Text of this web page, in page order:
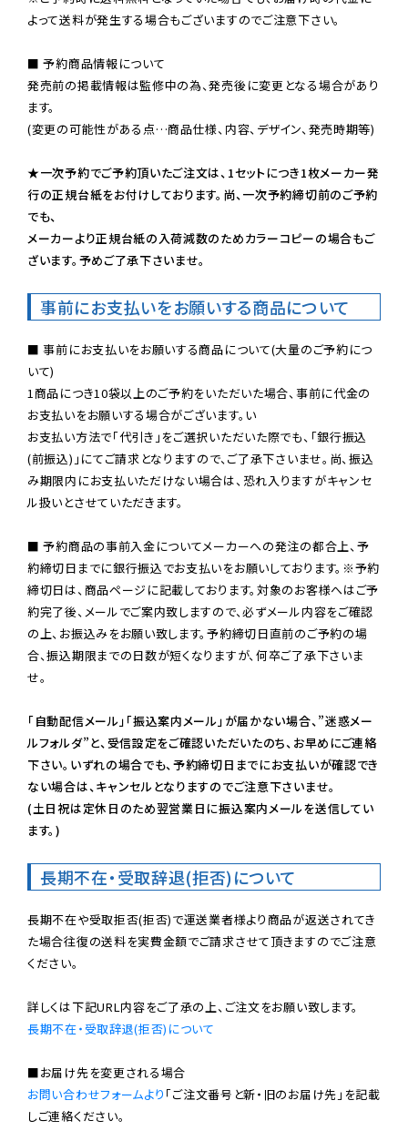
よって送料が発生する場合もございますのでご注意下さい。
■ 予約商品情報について
発売前の掲載情報は監修中の為、発売後に変更となる場合があり
ます。
(変更の可能性がある点…商品仕様、内容、デザイン、発売時期等)
★一次予約でご予約頂いたご注文は、1セットにつき1枚メーカー発
行の正規台紙をお付けしております。尚、一次予約締切前のご予約
でも、
メーカーより正規台紙の入荷減数のためカラーコピーの場合もご
ざいます。予めご了承下さいませ。
事前にお支払いをお願いする商品について
■ 事前にお支払いをお願いする商品について(大量のご予約につ
いて)
1商品につき10袋以上のご予約をいただいた場合、事前に代金の
お支払いをお願いする場合がございます。い
お支払い方法で「代引き」をご選択いただいた際でも、「銀行振込
(前振込)」にてご請求となりますので、ご了承下さいませ。尚、振込
み期限内にお支払いただけない場合は、恐れ入りますがキャンセ
ル扱いとさせていただきます。
■ 予約商品の事前入金についてメーカーへの発注の都合上、予
約締切日までに銀行振込でお支払いをお願いしております。※予約
締切日は、商品ページに記載しております。対象のお客様へはご予
約完了後、メールでご案内致しますので、必ずメール内容をご確認
の上、お振込みをお願い致します。予約締切日直前のご予約の場
合、振込期限までの日数が短くなりますが、何卒ご了承下さいま
せ。
「自動配信メール」「振込案内メール」が届かない場合、”迷惑メー
ルフォルダ”と、受信設定をご確認いただいたのち、お早めにご連絡
下さい。いずれの場合でも、予約締切日までにお支払いが確認でき
ない場合は、キャンセルとなりますのでご注意下さいませ。
(土日祝は定休日のため翌営業日に振込案内メールを送信してい
ます。)
長期不在・受取辞退(拒否)について
長期不在や受取拒否(拒否)で運送業者様より商品が返送されてき
た場合往復の送料を実費金額でご請求させて頂きますのでご注意
ください。
長期不在・受取辞退(拒否)について
お問い合わせフォームより 「ご注文番号と新・旧のお届け先」を記載
しご連絡ください。